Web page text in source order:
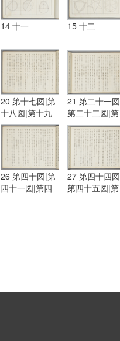
14 十一 15 十二
20 第十七図|第
十八図|第十九
図|第二十図
21 第二十一
第二十二図|第
二十三図
26 第四十図|第
四十一図|第四
27 第四十四
第四十五図|第